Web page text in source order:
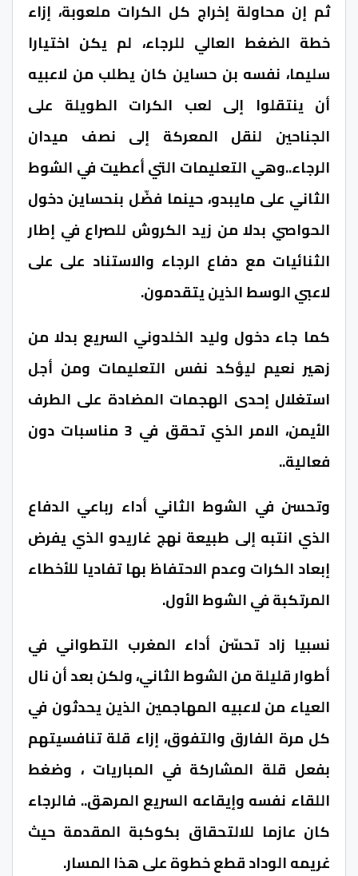
ثم إن محاولة إخراج كل الكرات ملعوبة، إزاء
خطة الضغط العالي للرجاء، لم يكن اختيارا
سليما، نفسه بن حساين كان يطلب من لاعبيه
أن ينتقلوا إلى لعب الكرات الطويلة على
الجناحين لنقل المعركة إلى نصف ميدان
الرجاء..وهي التعليمات التي أعطيت في الشوط
الثاني على مايبدو، حينما فضّل بنحساين دخول
الحواصي بدلا من زيد الكروش للصراع في إطار
الثنائيات مع دفاع الرجاء والاستناد على على
لاعبي الوسط الذين يتقدمون.
كما جاء دخول وليد الخلدوني السريع بدلا من
زهير نعيم ليؤكد نفس التعليمات ومن أجل
استغلال إحدى الهجمات المضادة على الطرف
الأيمن، الامر الذي تحقق في 3 مناسبات دون
فعالية..
وتحسن في الشوط الثاني أداء رباعي الدفاع
الذي انتبه إلى طبيعة نهج غاريدو الذي يفرض
إبعاد الكرات وعدم الاحتفاظ بها تفاديا للأخطاء
المرتكبة في الشوط الأول.
نسبيا زاد تحسّن أداء المغرب التطواني في
أطوار قليلة من الشوط الثاني، ولكن بعد أن نال
العياء من لاعبيه المهاجمين الذين يحدثون في
كل مرة الفارق والتفوق، إزاء قلة تنافسيتهم
بفعل قلة المشاركة في المباريات ، وضغط
اللقاء نفسه وإيقاعه السريع المرهق.. فالرجاء
كان عازما للالتحقاق بكوكبة المقدمة حيث
غريمه الوداد قطع خطوة على هذا المسار.